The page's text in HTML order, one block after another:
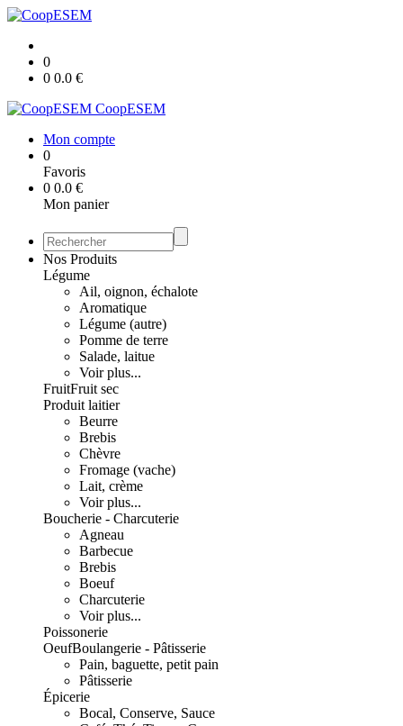
0
0 0.0 €
CoopESEM
Mon compte
0
Favoris
0 0.0 €
Mon panier
Nos Produits
Légume
Ail, oignon, échalote
Aromatique
Légume (autre)
Pomme de terre
Salade, laitue
Voir plus...
FruitFruit sec
Produit laitier
Beurre
Brebis
Chèvre
Fromage (vache)
Lait, crème
Voir plus...
Boucherie - Charcuterie
Agneau
Barbecue
Brebis
Boeuf
Charcuterie
Voir plus...
Poissonerie
OeufBoulangerie - Pâtisserie
Pain, baguette, petit pain
Pâtisserie
Épicerie
Bocal, Conserve, Sauce